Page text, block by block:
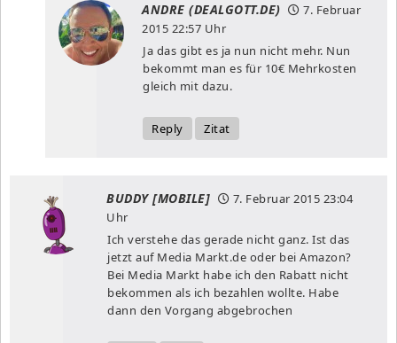
ANDRE (DEALGOTT.DE)
7. Februar
2015 22:57 Uhr
Ja das gibt es ja nun nicht mehr. Nun
bekommt man es für 10€ Mehrkosten
gleich mit dazu.
Reply Zitat
BUDDY [MOBILE] 7. Februar 2015 23:04
Uhr
Ich verstehe das gerade nicht ganz. Ist das
jetzt auf Media Markt.de oder bei Amazon?
Bei Media Markt habe ich den Rabatt nicht
bekommen als ich bezahlen wollte. Habe
dann den Vorgang abgebrochen